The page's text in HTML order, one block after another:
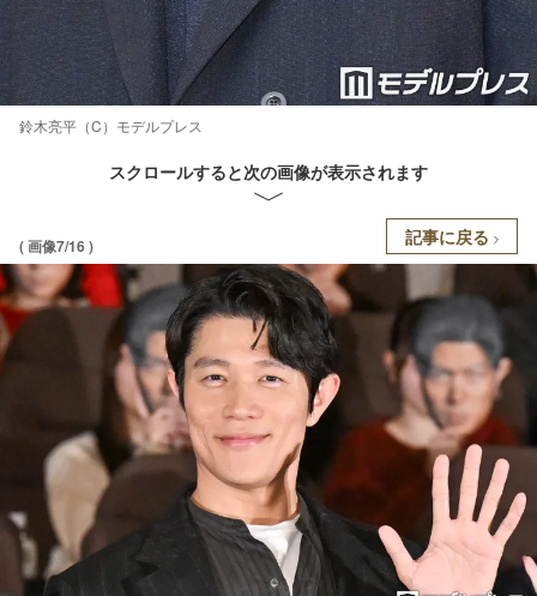
鈴木亮平（C）モデルプレス
スクロールすると次の画像が表示されます
( 画像7/16 ) 記事に戻る